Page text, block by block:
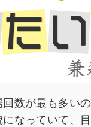
数が最も多い
なっていて、